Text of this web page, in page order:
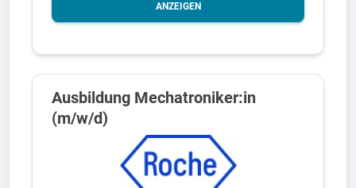
ANZEIGEN
Ausbildung Mechatroniker:in
(m/w/d)